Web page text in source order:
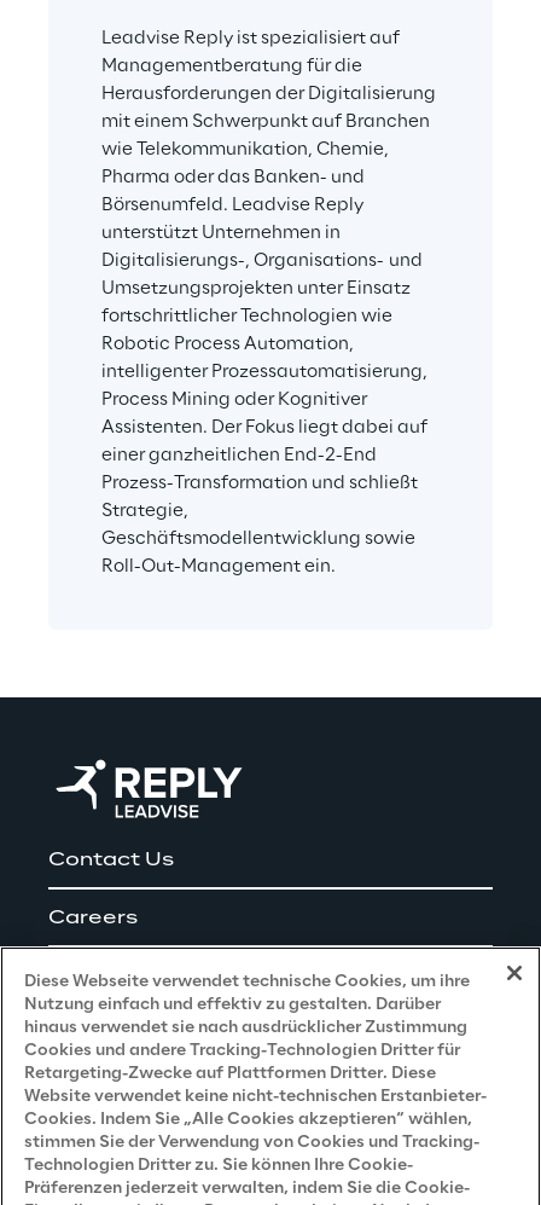
Leadvise Reply ist spezialisiert auf
Managementberatung für die
Herausforderungen der Digitalisierung
mit einem Schwerpunkt auf Branchen
wie Telekommunikation, Chemie,
Pharma oder das Banken- und
Börsenumfeld. Leadvise Reply
unterstützt Unternehmen in
Digitalisierungs-, Organisations- und
Umsetzungsprojekten unter Einsatz
fortschrittlicher Technologien wie
Robotic Process Automation,
intelligenter Prozessautomatisierung,
Process Mining oder Kognitiver
Assistenten. Der Fokus liegt dabei auf
einer ganzheitlichen End-2-End
Prozess-Transformation und schließt
Strategie,
Geschäftsmodellentwicklung sowie
Roll-Out-Management ein.
Contact Us
Careers
Impressum
Privacy and Legal
Datenschutz- und Cookie Richtlinie
Datenschutzhinweis(Bewerber)
Diese Webseite verwendet technische Cookies, um ihre
Nutzung einfach und effektiv zu gestalten. Darüber
hinaus verwendet sie nach ausdrücklicher Zustimmung
Cookies und andere Tracking-Technologien Dritter für
Retargeting-Zwecke auf Plattformen Dritter. Diese
Website verwendet keine nicht-technischen Erstanbieter-
Cookies. Indem Sie „Alle Cookies akzeptieren“ wählen,
stimmen Sie der Verwendung von Cookies und Tracking-
Technologien Dritter zu. Sie können Ihre Cookie-
Präferenzen jederzeit verwalten, indem Sie die Cookie-